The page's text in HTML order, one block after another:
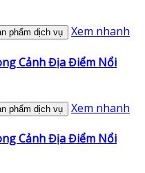
phẩm dịch vụ Xem nhanh
Cảnh Địa Điểm Nổi
phẩm dịch vụ Xem nhanh
Cảnh Địa Điểm Nổi